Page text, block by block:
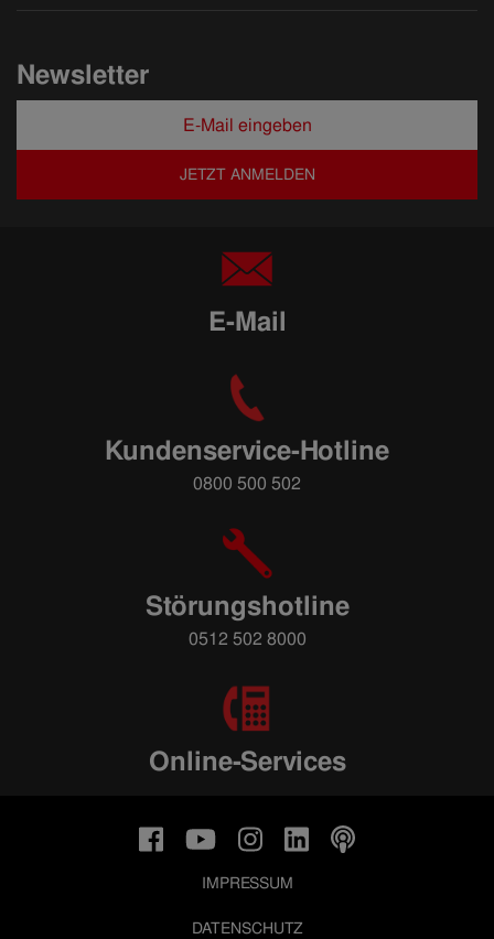
Newsletter
JETZT ANMELDEN
E-Mail
Kundenservice-Hotline
0800 500 502
Störungshotline
0512 502 8000
Online-Services
IMPRESSUM
DATENSCHUTZ